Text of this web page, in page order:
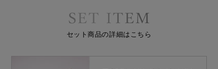
セット商品の詳細はこちら